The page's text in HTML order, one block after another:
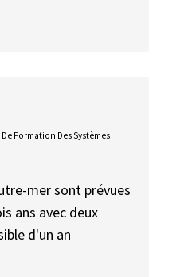
Formation Des Systèmes
mer sont prévues
ans avec deux
d'un an